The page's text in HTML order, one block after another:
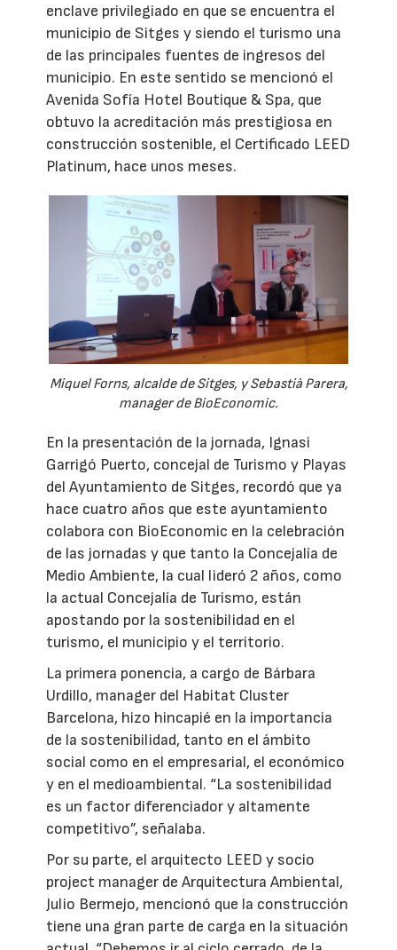
enclave privilegiado en que se encuentra el
municipio de Sitges y siendo el turismo una
de las principales fuentes de ingresos del
municipio. En este sentido se mencionó el
Avenida Sofía Hotel Boutique & Spa, que
obtuvo la acreditación más prestigiosa en
construcción sostenible, el Certificado LEED
Platinum, hace unos meses.
Miquel Forns, alcalde de Sitges, y Sebastià Parera,
manager de BioEconomic.
En la presentación de la jornada, Ignasi
Garrigó Puerto, concejal de Turismo y Playas
del Ayuntamiento de Sitges, recordó que ya
hace cuatro años que este ayuntamiento
colabora con BioEconomic en la celebración
de las jornadas y que tanto la Concejalía de
Medio Ambiente, la cual lideró 2 años, como
la actual Concejalía de Turismo, están
apostando por la sostenibilidad en el
turismo, el municipio y el territorio.
La primera ponencia, a cargo de Bárbara
Urdillo, manager del Habitat Cluster
Barcelona, hizo hincapié en la importancia
de la sostenibilidad, tanto en el ámbito
social como en el empresarial, el económico
y en el medioambiental. “La sostenibilidad
es un factor diferenciador y altamente
competitivo”, señalaba.
Por su parte, el arquitecto LEED y socio
project manager de Arquitectura Ambiental,
Julio Bermejo, mencionó que la construcción
tiene una gran parte de carga en la situación